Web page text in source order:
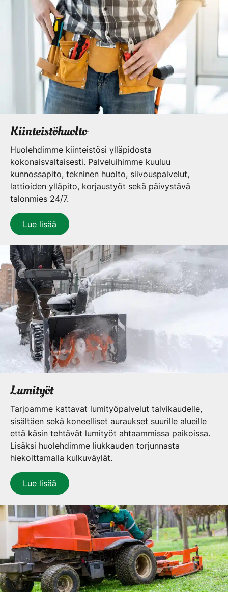
Kiinteistöhuolto
Huolehdimme kiinteistösi ylläpidosta
kokonaisvaltaisesti. Palveluihimme kuuluu
kunnossapito, tekninen huolto, siivouspalvelut,
lattioiden ylläpito, korjaustyöt sekä päivystävä
talonmies 24/7.
Lue lisää
Lumityöt
Tarjoamme kattavat lumityöpalvelut talvikaudelle,
sisältäen sekä koneelliset auraukset suurille alueille
että käsin tehtävät lumityöt ahtaammissa paikoissa.
Lisäksi huolehdimme liukkauden torjunnasta
hiekoittamalla kulkuväylät.
Lue lisää